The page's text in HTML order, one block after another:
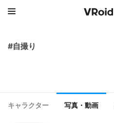
#自撮り
キャラクター 写真・動画